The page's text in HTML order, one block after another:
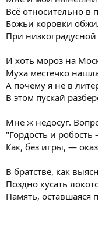
Всё относительно в
Божьи коровки
При низкоградусной
И хоть мороз на
Муха местечко
А почему я не в
В этом пускай
Мне ж недосуг.
"Гордость и
Как, без игры, —
В братстве, как
Поздно кусать
Память, оставшаяся